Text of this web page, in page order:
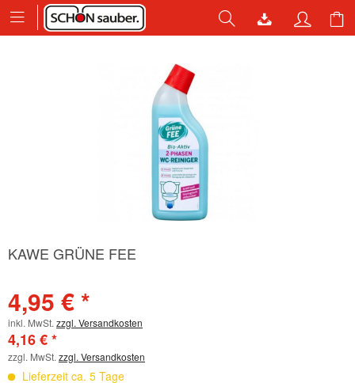
KAWE GRÜNE FEE
4,95 € *
inkl. MwSt. zzgl. Versandkosten
4,16 € *
zzgl. MwSt. zzgl. Versandkosten
Lieferzeit ca. 5 Tage